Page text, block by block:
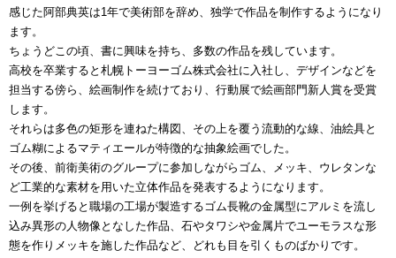
感じた阿部典英は1年で美術部を辞め、独学で作品を制作するようになり
ます。
ちょうどこの頃、書に興味を持ち、多数の作品を残しています。
高校を卒業すると札幌トーヨーゴム株式会社に入社し、デザインなどを
担当する傍ら、絵画制作を続けており、行動展で絵画部門新人賞を受賞
します。
それらは多色の矩形を連ねた構図、その上を覆う流動的な線、油絵具と
ゴム糊によるマティエールが特徴的な抽象絵画でした。
その後、前衛美術のグループに参加しながらゴム、メッキ、ウレタンな
ど工業的な素材を用いた立体作品を発表するようになります。
一例を挙げると職場の工場が製造するゴム長靴の金属型にアルミを流し
込み異形の人物像となした作品、石やタワシや金属片でユーモラスな形
態を作りメッキを施した作品など、どれも目を引くものばかりです。